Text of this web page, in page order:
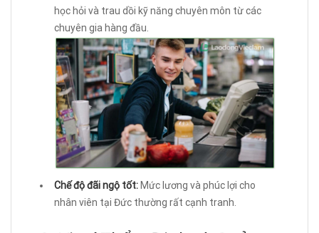
học hỏi và trau dồi kỹ năng chuyên môn từ các
chuyên gia hàng đầu.
Chế độ đãi ngộ tốt: Mức lương và phúc lợi cho
nhân viên tại Đức thường rất cạnh tranh.